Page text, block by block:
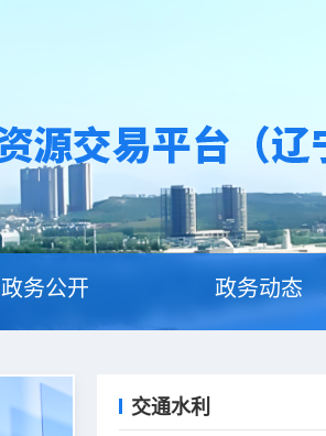
政务公开 政务动态
交通水利